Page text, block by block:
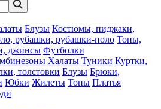
Блузы Костюмы, пиджаки,
рубашки, рубашки-поло Топы,
джинсы Футболки
Халаты Туники Куртки,
толстовки Блузы Брюки,
Юбки Жилеты Топы Платья